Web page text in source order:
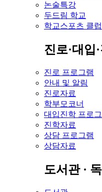
논술특강
두드림 학교
학교스포츠 클럽
진로·대입
진로 프로그램
안내 및 알림
진로자료
학부모코너
대입진학 프로
진학자료
상담 프로그램
상담자료
도서관 ·